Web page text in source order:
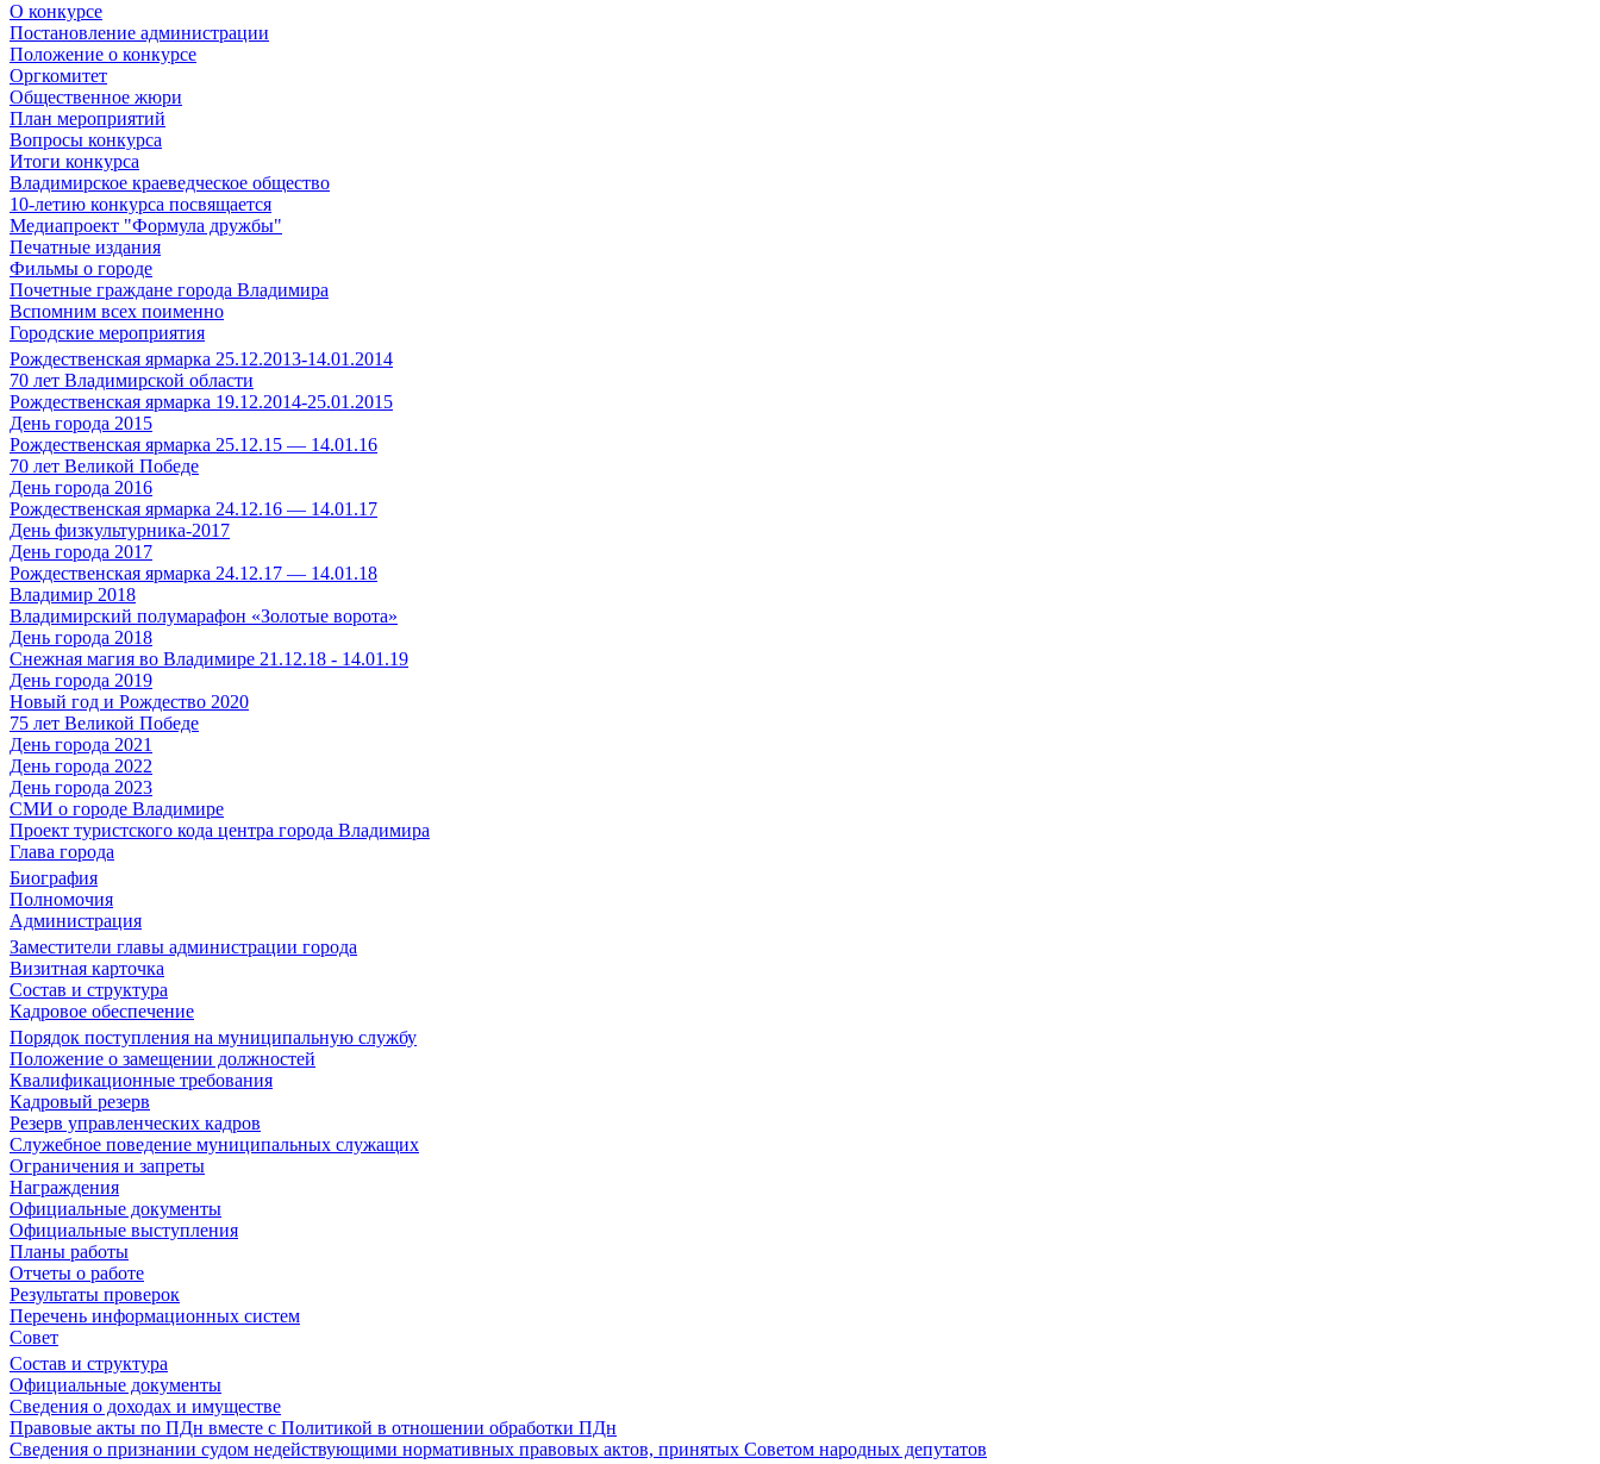
О конкурсе
Постановление администрации
Положение о конкурсе
Оргкомитет
Общественное жюри
План мероприятий
Вопросы конкурса
Итоги конкурса
Владимирское краеведческое общество
10-летию конкурса посвящается
Медиапроект "Формула дружбы"
Печатные издания
Фильмы о городе
Почетные граждане города Владимира
Вспомним всех поименно
Городские мероприятия
Рождественская ярмарка 25.12.2013-14.01.2014
70 лет Владимирской области
Рождественская ярмарка 19.12.2014-25.01.2015
День города 2015
Рождественская ярмарка 25.12.15 — 14.01.16
70 лет Великой Победе
День города 2016
Рождественская ярмарка 24.12.16 — 14.01.17
День физкультурника-2017
День города 2017
Рождественская ярмарка 24.12.17 — 14.01.18
Владимир 2018
Владимирский полумарафон «Золотые ворота»
День города 2018
Снежная магия во Владимире 21.12.18 - 14.01.19
День города 2019
Новый год и Рождество 2020
75 лет Великой Победе
День города 2021
День города 2022
День города 2023
СМИ о городе Владимире
Проект туристского кода центра города Владимира
Глава города
Биография
Полномочия
Администрация
Заместители главы администрации города
Визитная карточка
Состав и структура
Кадровое обеспечение
Порядок поступления на муниципальную службу
Положение о замещении должностей
Квалификационные требования
Кадровый резерв
Резерв управленческих кадров
Служебное поведение муниципальных служащих
Ограничения и запреты
Награждения
Официальные документы
Официальные выступления
Планы работы
Отчеты о работе
Результаты проверок
Перечень информационных систем
Совет
Состав и структура
Официальные документы
Сведения о доходах и имуществе
Правовые акты по ПДн вместе с Политикой в отношении обработки ПДн
Сведения о признании судом недействующими нормативных правовых актов, принятых Советом народных депутатов